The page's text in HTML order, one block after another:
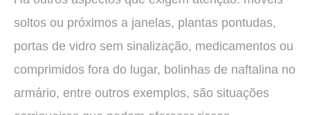
soltos ou próximos a janelas, plantas pontudas,
portas de vidro sem sinalização, medicamentos ou
comprimidos fora do lugar, bolinhas de naftalina no
armário, entre outros exemplos, são situações